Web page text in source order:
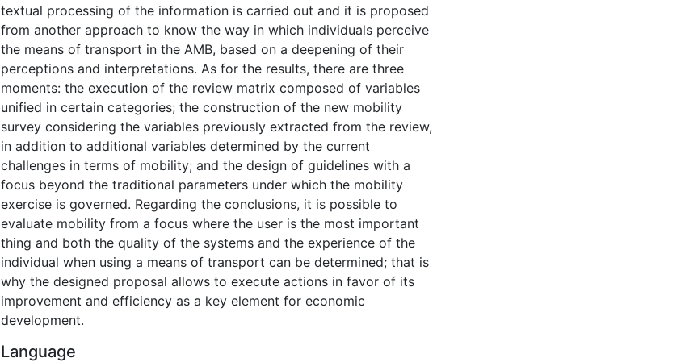
textual processing of the information is carried out and it is proposed
from another approach to know the way in which individuals perceive
the means of transport in the AMB, based on a deepening of their
perceptions and interpretations. As for the results, there are three
moments: the execution of the review matrix composed of variables
unified in certain categories; the construction of the new mobility
survey considering the variables previously extracted from the review,
in addition to additional variables determined by the current
challenges in terms of mobility; and the design of guidelines with a
focus beyond the traditional parameters under which the mobility
exercise is governed. Regarding the conclusions, it is possible to
evaluate mobility from a focus where the user is the most important
thing and both the quality of the systems and the experience of the
individual when using a means of transport can be determined; that is
why the designed proposal allows to execute actions in favor of its
improvement and efficiency as a key element for economic
development.
Language